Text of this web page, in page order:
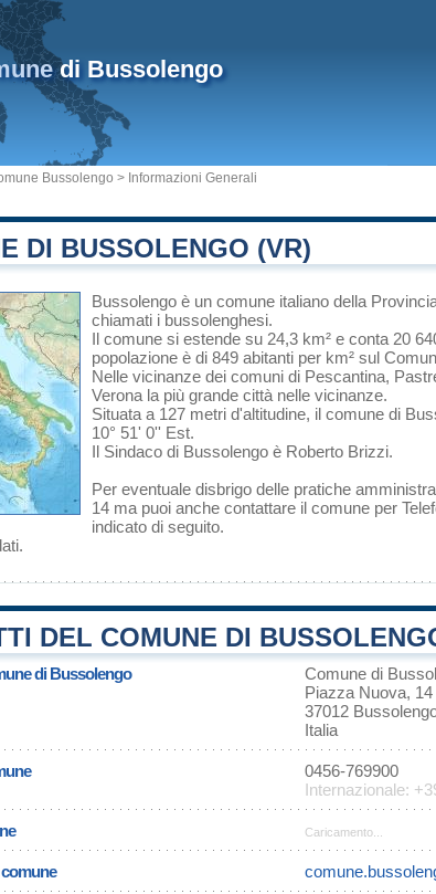
di Bussolengo
Bussolengo > Informazioni Generali
DI BUSSOLENGO (VR)
Bussolengo è un comune italiano della
chiamati i bussolenghesi.
Il comune si estende su 24,3 km² e conta 20
popolazione è di 849 abitanti per km² sul
Nelle vicinanze dei comuni di Pescantina,
Verona la più grande città nelle vicinanze.
Situata a 127 metri d'altitudine, il comune di
10° 51' 0'' Est.
Il Sindaco di Bussolengo è Roberto Brizzi.
Per eventuale disbrigo delle pratiche
14 ma puoi anche contattare il comune per
indicato di seguito.
.
DEL COMUNE DI
di Bussolengo
Comune di
Piazza Nuova, 14
37012
Italia
0456-769900
Internazionale:
Caricamento...